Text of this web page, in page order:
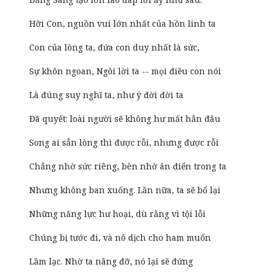
Hỡi Con, nguồn vui lớn nhất của hồn linh ta
Con của lòng ta, đứa con duy nhất là sức,
Sự khôn ngoan, Ngôi lời ta -- mọi điều con nói
Là đúng suy nghĩ ta, như ý đời đời ta
Đã quyết: loài người sẽ không hư mất hẳn đâu
Song ai sẵn lòng thì được rỗi, nhưng được rỗi
Chẳng nhờ sức riêng, bèn nhờ ân điển trong ta
Nhưng không ban xuống. Lần nữa, ta sẽ bổ lại
Những năng lực hư hoại, dù rằng vì tội lỗi
Chúng bị tước đi, và nô dịch cho ham muốn
Lầm lạc. Nhờ ta nâng đỡ, nó lại sẽ đứng